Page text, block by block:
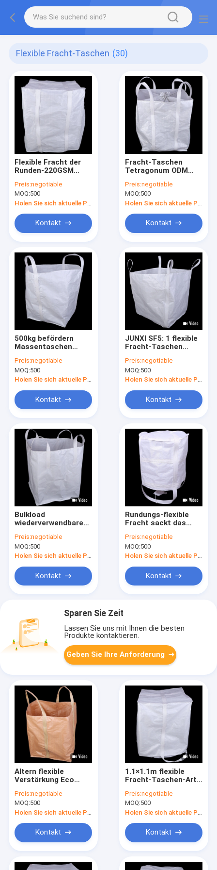
Flexible Fracht-Taschen (30)
Flexible Fracht der
Runden-220GSM
pp. FIBC ein
Preis:negotiable
MOQ:500
Kontakt
Fracht-Taschen
Tetragonum ODM
Preis:negotiable
MOQ:500
Kontakt
500kg befördern
Massentaschen
Preis:negotiable
MOQ:500
Kontakt
JUNXI SF5: 1 flexible
Fracht-Taschen
offenes Massen-Airy
Preis:negotiable
MOQ:500
Kontakt
Bulkload
wiederverwendbares
Tierfutter des
Tonnen-
Polypropylen-FIBC
Preis:negotiable
MOQ:500
Holen Sie sich aktuelle Preis
Kontakt
Rundungs-flexible
Fracht sackt das
Massenuv-
behandelte
Verpacken der
Preis:negotiable
MOQ:500
Holen Sie sich aktuelle Preis
Kontakt
Sparen Sie Zeit
Lassen Sie uns mit Ihnen die besten
Produkte kontaktieren.
Geben Sie Ihre Anforderung
Altern flexible
Verstärkung Eco
190gsm die 1
Tonnen-
Massentaschen das
Widerstehen
Preis:negotiable
MOQ:500
Kontakt
1.1×1.1m flexible
Fracht-Taschen-Art
völlig Schleife D Fibc
feuchtigkeitsfest
Preis:negotiable
MOQ:500
Kontakt